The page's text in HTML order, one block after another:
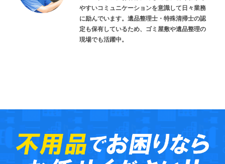
やすいコミュニケーションを意識して日々業務
に励んでいます。遺品整理士・特殊清掃士の認
定も保有しているため、ゴミ屋敷や遺品整理の
現場でも活躍中。